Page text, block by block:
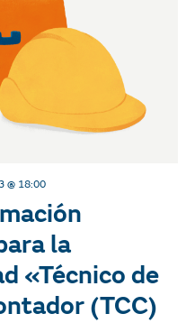
@ 18:00
la
«Técnico de
(TCC)